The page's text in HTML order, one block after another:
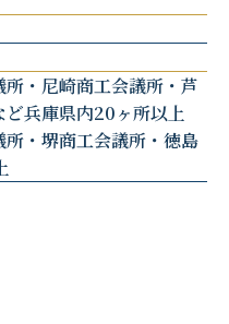
・尼崎商工会議所・芦
兵庫県内20ヶ所以上
・堺商工会議所・徳島